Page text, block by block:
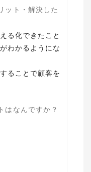
ット・解決した
る化できたこと
わかるようにな
ることで顧客を
はなんですか？